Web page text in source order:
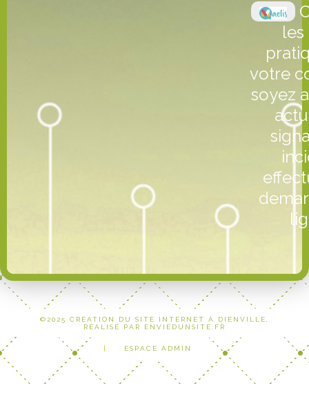
les
votre
soyez
©2025 CRÉATION DU SITE INTERNET À DIENVILLE,
RÉALISÉ PAR ENVIEDUNSITE.FR
| ESPACE ADMIN